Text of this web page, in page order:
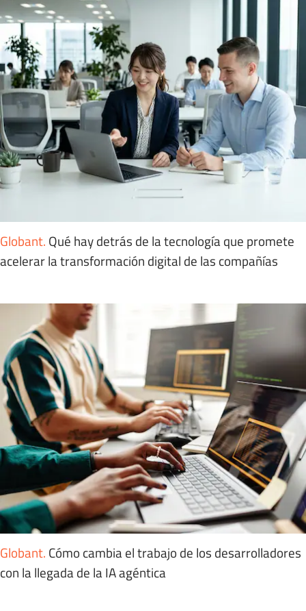
Globant. Qué hay detrás de la tecnología que promete
acelerar la transformación digital de las compañías
Globant. Cómo cambia el trabajo de los desarrolladores
con la llegada de la IA agéntica